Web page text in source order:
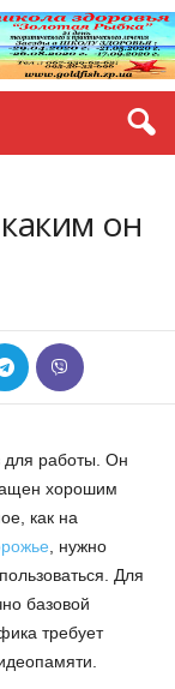
он
для работы. Он
хорошим
как на
, нужно
Для
базовой
требует